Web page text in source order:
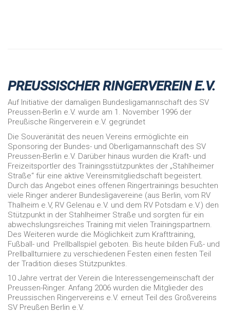
PREUSSISCHER RINGERVEREIN E.V.
Auf Initiative der damaligen Bundesligamannschaft des SV
Preussen-Berlin e.V. wurde am 1. November 1996 der
Preußische Ringerverein e.V. gegründet
Die Souveränität des neuen Vereins ermöglichte ein
Sponsoring der Bundes- und Oberligamannschaft des SV
Preussen-Berlin e.V. Darüber hinaus wurden die Kraft- und
Freizeitsportler des Trainingsstützpunktes der „Stahlheimer
Straße“ für eine aktive Vereinsmitgliedschaft begeistert.
Durch das Angebot eines offenen Ringertrainings besuchten
viele Ringer anderer Bundesligavereine (aus Berlin, vom RV
Thalheim e.V, RV Gelenau e.V. und dem RV Potsdam e.V.) den
Stützpunkt in der Stahlheimer Straße und sorgten für ein
abwechslungsreiches Training mit vielen Trainingspartnern.
Des Weiteren wurde die Möglichkeit zum Krafttraining,
Fußball- und Prellballspiel geboten. Bis heute bilden Fuß- und
Prellballturniere zu verschiedenen Festen einen festen Teil
der Tradition dieses Stützpunktes.
10 Jahre vertrat der Verein die Interessengemeinschaft der
Preussen-Ringer. Anfang 2006 wurden die Mitglieder des
Preussischen Ringervereins e.V. erneut Teil des Großvereins
SV Preußen Berlin e.V.